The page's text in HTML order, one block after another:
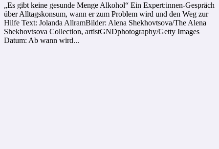
„Es gibt keine gesunde Menge Alkohol“ Ein Expert:innen-Gespräch
über Alltagskonsum, wann er zum Problem wird und den Weg zur
Hilfe Text: Jolanda AllramBilder: Alena Shekhovtsova/The Alena
Shekhovtsova Collection, artistGNDphotography/Getty Images
Datum: Ab wann wird...